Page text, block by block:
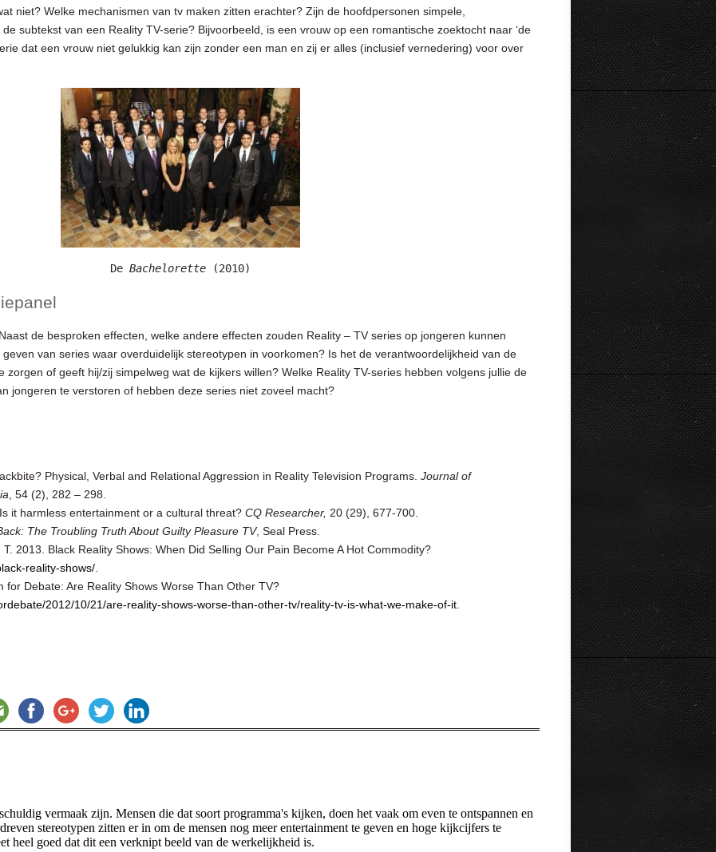
niet? Welke mechanismen van tv maken zitten erachter? Zijn de hoofdpersonen simpele,
subtekst van een Reality TV-serie? Bijvoorbeeld, is een vrouw op een romantische zoektocht naar ‘de
dat een vrouw niet gelukkig kan zijn zonder een man en zij er alles (inclusief vernedering) voor over
De Bachelorette (2010)
de besproken effecten, welke andere effecten zouden Reality – TV series op jongeren kunnen
van series waar overduidelijk stereotypen in voorkomen? Is het de verantwoordelijkheid van de
zorgen of geeft hij/zij simpelweg wat de kijkers willen? Welke Reality TV-series hebben volgens jullie de
jongeren te verstoren of hebben deze series niet zoveel macht?
Physical, Verbal and Relational Aggression in Reality Television Programs. Journal of
, 54 (2), 282 – 298.
it harmless entertainment or a cultural threat? CQ Researcher, 20 (29), 677-700.
The Troubling Truth About Guilty Pleasure TV, Seal Press.
T. 2013. Black Reality Shows: When Did Selling Our Pain Become A Hot Commodity?
reality-shows/
for Debate: Are Reality Shows Worse Than Other TV?
2012/10/21/are-reality-shows-worse-than-other-tv/reality-tv-is-what-we-make-of-it